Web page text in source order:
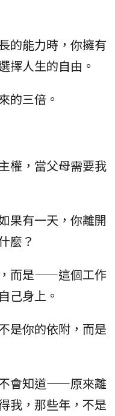
的能力時，你擁有
人生的自由。
的三倍。
權，當父母需要我
果有一天，你離開
麼？
而是——這個工作
己身上。
是你的依附，而是
會知道——原來離
我，那些年，不是